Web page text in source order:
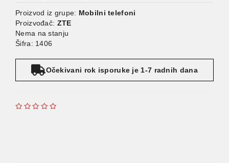
Proizvod iz grupe: Mobilni telefoni
Proizvođač: ZTE
Nema na stanju
Šifra: 1406
Očekivani rok isporuke je 1-7 radnih dana